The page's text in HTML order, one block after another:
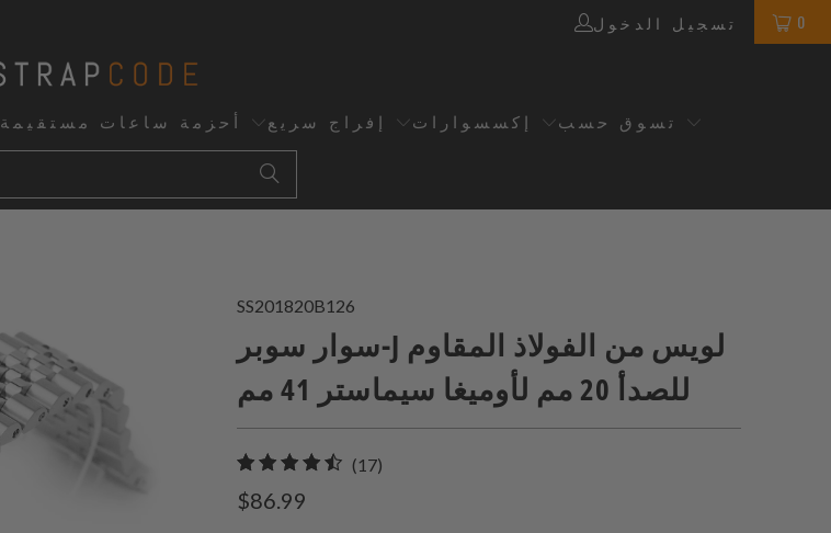
تسجيل الدخول 0
أحزمة ساعات مستقيمة إفراج سريع إكسسوارات تسوق حسب
SS201820B126
سوار سوبر-J لويس من الفولاذ المقاوم
للصدأ 20 مم لأوميغا سيماستر 41 مم
(17)
$86.99